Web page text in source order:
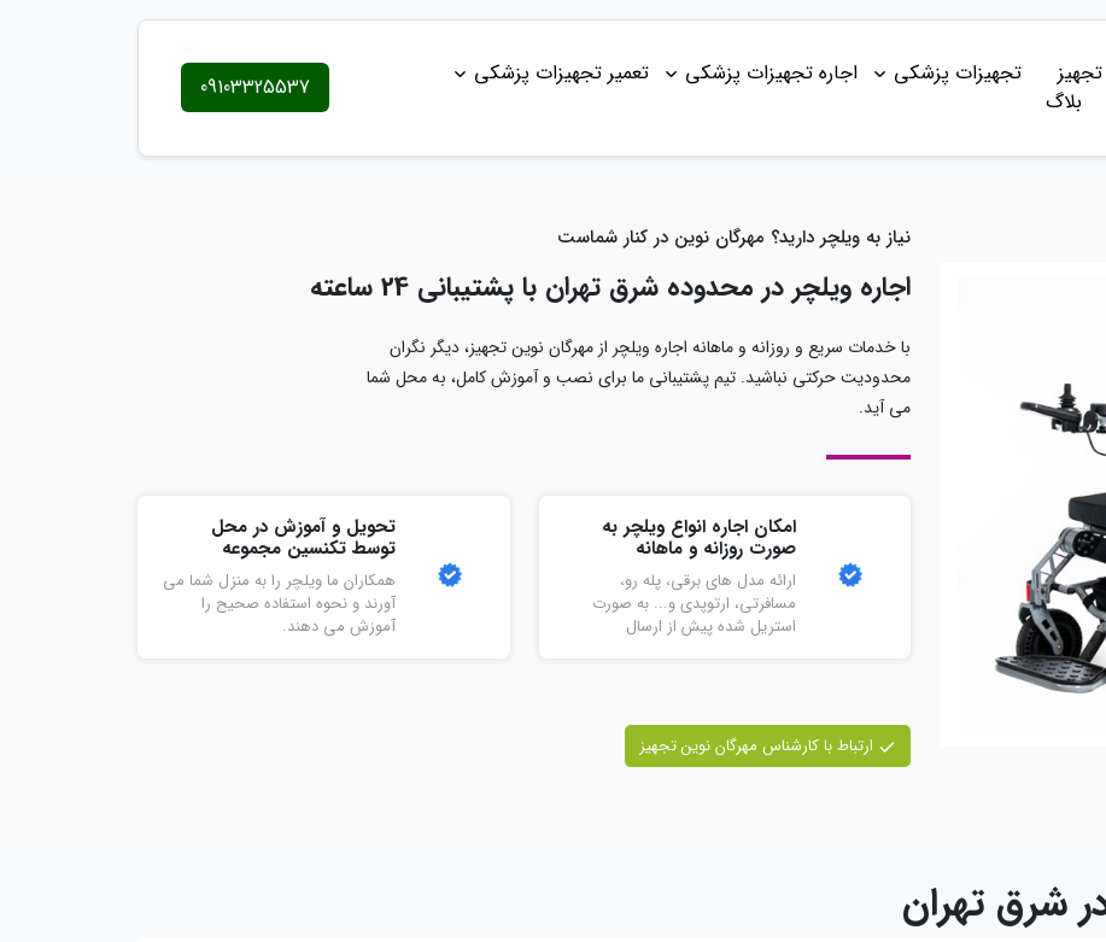
تجهیزات پزشکی اجاره تجهیزات پزشکی
تعمیر تجهیزات پزشکی
بلاگ 09103325537
نیاز به ویلچر دارید؟ مهرگان نوین در کنار شماست
اجاره ویلچر در محدوده شرق تهران با پشتیبانی 24 ساعته
با خدمات سریع و روزانه و ماهانه اجاره ویلچر از مهرگان نوین تجهیز، دیگر نگران
محدودیت حرکتی نباشید. تیم پشتیبانی ما برای نصب و آموزش کامل، به محل شما
می‌ آید.
امکان اجاره انواع ویلچر به
صورت روزانه و ماهانه
ارائه مدل های برقی، پله رو،
مسافرتی، ارتوپدی و... به صورت
استریل شده پیش از ارسال
تحویل و آموزش در محل
توسط تکنسین مجموعه
همکاران ما ویلچر را به منزل شما می‌
آورند و نحوه استفاده صحیح را
آموزش می‌ دهند.
ارتباط با کارشناس مهرگان نوین تجهیز
شرق تهران